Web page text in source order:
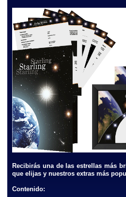
Recibirás una de las estrellas más
que elijas y nuestros extras más
Contenido: